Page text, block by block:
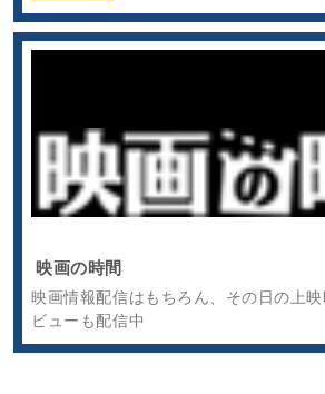
映画の時間
映画情報配信はもちろん、その日の上
ビューも配信中